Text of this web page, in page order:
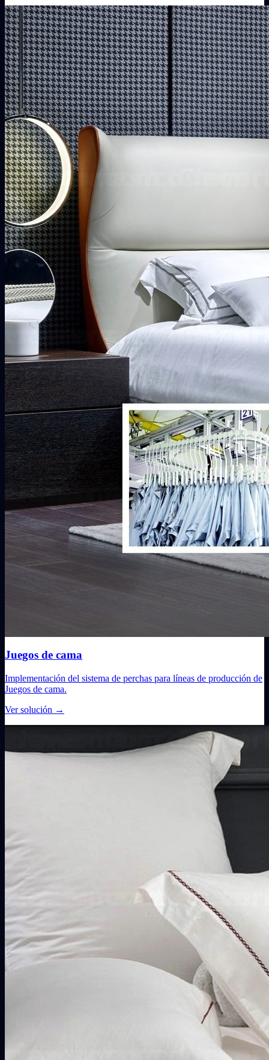
Juegos de cama
Implementación del sistema de perchas para líneas de producción de
Juegos de cama.
Ver solución →